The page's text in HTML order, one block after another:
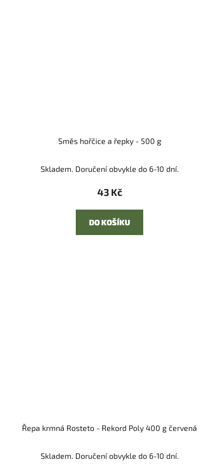
Směs hořčice a řepky - 500 g
Skladem. Doručení obvykle do 6-10 dní.
43 Kč
DO KOŠÍKU
Řepa krmná Rosteto - Rekord Poly 400 g červená
Skladem. Doručení obvykle do 6-10 dní.